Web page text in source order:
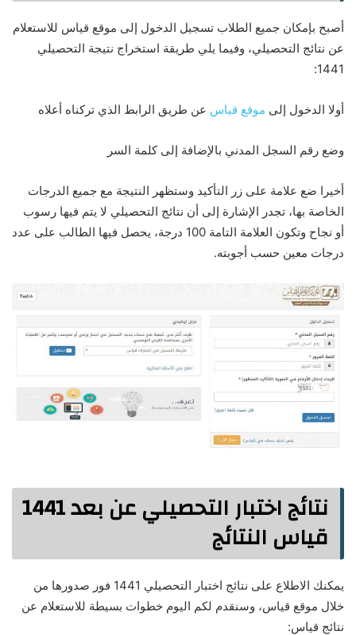
أصبح بإمكان جميع الطلاب تسجيل الدخول إلى موقع قياس للاستعلام
عن نتائج التحصيلي، وفيما يلي طريقة استخراج نتيجة التحصيلي
1441:
أولا الدخول إلى موقع قياس عن طريق الرابط الذي تركناه أعلاه
وضع رقم السجل المدني بالإضافة إلى كلمة السر
أخيرا ضع علامة على زر التأكيد وستظهر النتيجة مع جميع الدرجات
الخاصة بها، تجدر الإشارة إلى أن نتائج التحصيلي لا يتم فيها رسوب
أو نجاح وتكون العلامة التامة 100 درجة، يحصل فيها الطالب على عدد
درجات معين حسب أجوبته.
نتائج اختبار التحصيلي عن بعد 1441
قياس النتائج
يمكنك الاطلاع على نتائج اختبار التحصيلي 1441 فور صدورها من
خلال موقع قياس، وسنقدم لكم اليوم خطوات بسيطة للاستعلام عن
نتائج قياس: